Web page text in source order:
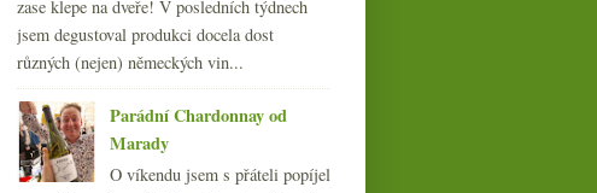
►ledna(22)
►2012(254)
►2011(252)
►2010(249)
►2009(249)
►2008(270)
►2007(108)
zase klepe na dveře! V posledních týdnech
jsem degustoval produkci docela dost
různých (nejen) německých vin...
Parádní Chardonnay od
Marady
O víkendu jsem s přáteli popíjel